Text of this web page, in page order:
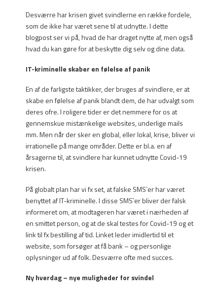
Desværre har krisen givet svindlerne en række fordele,
som de ikke har været sene til at udnytte. I dette
blogpost ser vi på, hvad de har draget nytte af, men også
hvad du kan gøre for at beskytte dig selv og dine data.
IT-kriminelle skaber en følelse af panik
En af de farligste taktikker, der bruges af svindlere, er at
skabe en følelse af panik blandt dem, de har udvalgt som
deres ofre. I roligere tider er det nemmere for os at
gennemskue mistænkelige websites, underlige mails
mm. Men når der sker en global, eller lokal, krise, bliver vi
irrationelle på mange områder. Dette er bl.a. en af
årsagerne til, at svindlere har kunnet udnytte Covid-19
krisen.
På globalt plan har vi fx set, at falske SMS`er har været
benyttet af IT-kriminelle. I disse SMS`er bliver der falsk
informeret om, at modtageren har været i nærheden af
en smittet person, og at de skal testes for Covid-19 og et
link til fx bestilling af tid. Linket leder imidlertid til et
website, som forsøger at få bank – og personlige
oplysninger ud af folk. Desværre ofte med succes.
Ny hverdag – nye muligheder for svindel